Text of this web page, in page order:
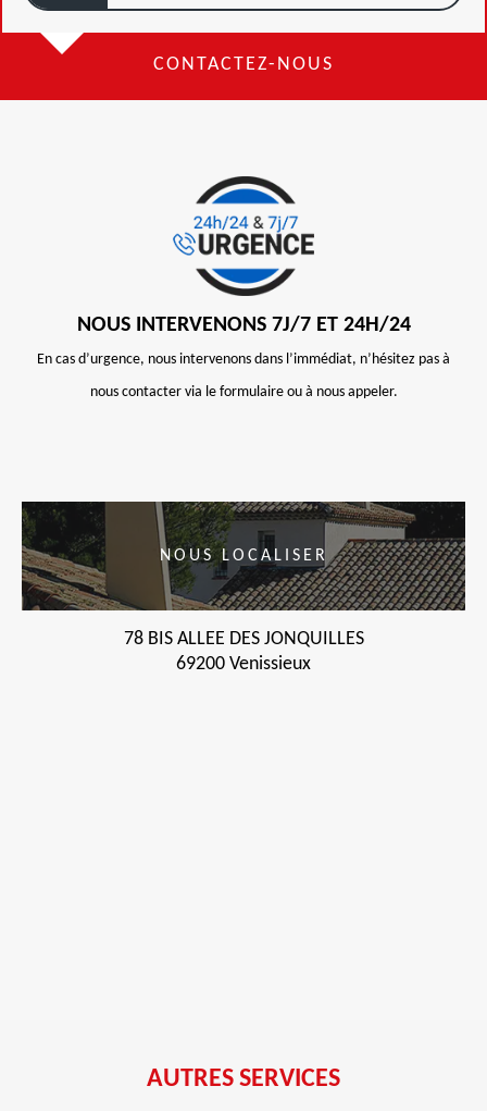
CONTACTEZ-NOUS
NOUS INTERVENONS 7J/7 ET 24H/24
En cas d’urgence, nous intervenons dans l’immédiat, n’hésitez pas à
nous contacter via le formulaire ou à nous appeler.
NOUS LOCALISER
78 BIS ALLEE DES JONQUILLES
69200 Venissieux
AUTRES SERVICES